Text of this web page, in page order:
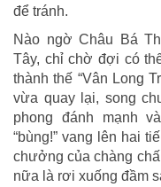
để tránh.
Nào ngờ Châu Bá
Tây, chỉ chờ đợi có
thành thế “Vân Long
vừa quay lại, song
phong đánh mạnh
“bùng!” vang lên hai
chưởng của chàng
nữa là rơi xuống đầm